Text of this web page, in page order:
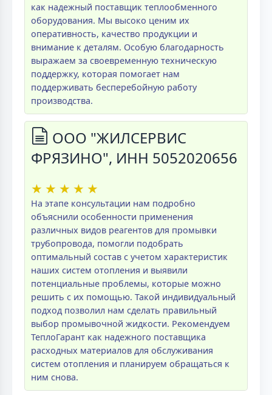
как надежный поставщик теплообменного
оборудования. Мы высоко ценим их
оперативность, качество продукции и
внимание к деталям. Особую благодарность
выражаем за своевременную техническую
поддержку, которая помогает нам
поддерживать бесперебойную работу
производства.
ООО "ЖИЛСЕРВИС
ФРЯЗИНО", ИНН 5052020656
★ ★ ★ ★ ★
На этапе консультации нам подробно
объяснили особенности применения
различных видов реагентов для промывки
трубопровода, помогли подобрать
оптимальный состав с учетом характеристик
наших систем отопления и выявили
потенциальные проблемы, которые можно
решить с их помощью. Такой индивидуальный
подход позволил нам сделать правильный
выбор промывочной жидкости. Рекомендуем
ТеплоГарант как надежного поставщика
расходных материалов для обслуживания
систем отопления и планируем обращаться к
ним снова.